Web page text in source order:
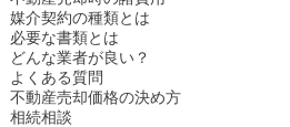
媒介契約の種類とは
必要な書類とは
どんな業者が良い？
よくある質問
不動産売却価格の決め方
相続相談